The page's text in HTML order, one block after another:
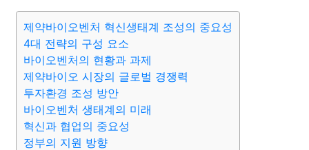
제약바이오벤처 혁신생태계 조성의 중요성
4대 전략의 구성 요소
바이오벤처의 현황과 과제
제약바이오 시장의 글로벌 경쟁력
투자환경 조성 방안
바이오벤처 생태계의 미래
혁신과 협업의 중요성
정부의 지원 방향